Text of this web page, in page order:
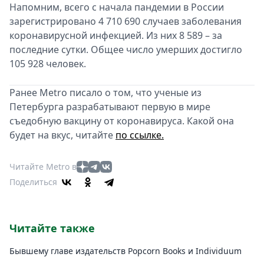
Напомним, всего с начала пандемии в России
зарегистрировано 4 710 690 случаев заболевания
коронавирусной инфекцией. Из них 8 589 – за
последние сутки. Общее число умерших достигло
105 928 человек.
Ранее Metro писало о том, что ученые из
Петербурга разрабатывают первую в мире
съедобную вакцину от коронавируса. Какой она
будет на вкус, читайте по ссылке.
Читайте Metro в
Поделиться
Читайте также
Бывшему главе издательств Popcorn Books и Individuum